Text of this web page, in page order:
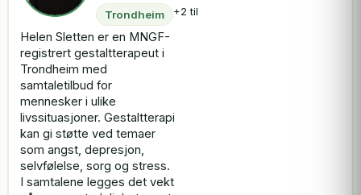
Trondheim +2 til
Helen Sletten er en MNGF-
registrert gestaltterapeut i
Trondheim med
samtaletilbud for
mennesker i ulike
livssituasjoner. Gestaltterapi
kan gi støtte ved temaer
som angst, depresjon,
selvfølelse, sorg og stress.
I samtalene legges det vekt